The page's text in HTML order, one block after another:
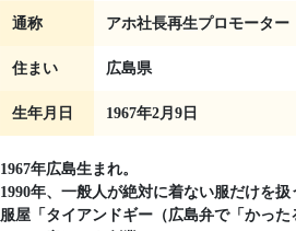
通称 アホ社長再生プロモーター
住まい 広島県
生年月日 1967年2月9日
1967年広島生まれ。
1990年、一般人が絶対に着ない服だけを扱
服屋「タイアンドギー（広島弁で「かった